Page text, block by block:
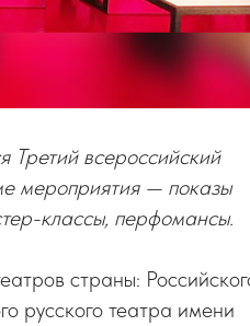
Третий всероссийский
мероприятия — показы
классы, перфомансы.
страны:
русского театра имени